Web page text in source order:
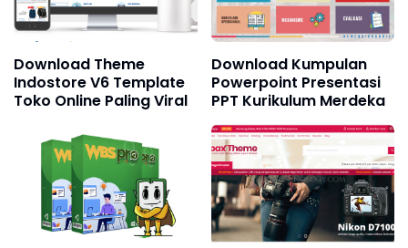
Download Theme
Indostore V6 Template
Toko Online Paling Viral
Download Kumpulan
Powerpoint Presentasi
PPT Kurikulum Merdeka